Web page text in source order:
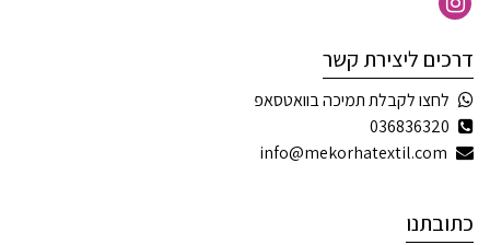
דרכים ליצירת קשר
לחצו לקבלת תמיכה בוואטסאפ
036836320
info@mekorhatextil.com
כתובתנו